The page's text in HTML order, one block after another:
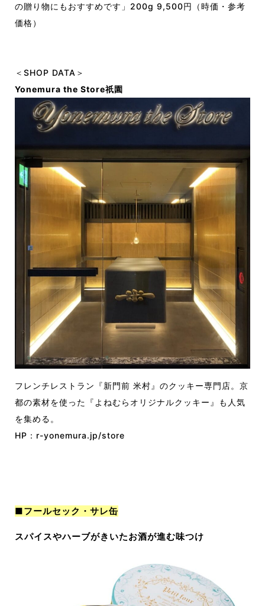
の贈り物にもおすすめです」200g 9,500円（時価・参考
価格）
＜SHOP DATA＞
Yonemura the Store祇園
フレンチレストラン『新門前 米村』のクッキー専門店。京
都の素材を使った『よねむらオリジナルクッキー』も人気
を集める。
HP： r-yonemura.jp/store
■フールセック・サレ缶
スパイスやハーブがきいたお酒が進む味つけ